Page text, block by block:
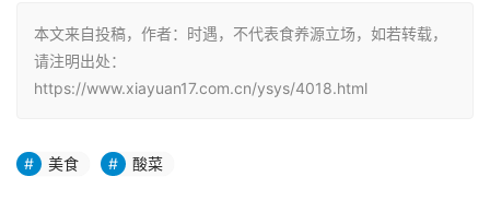
本文来自投稿，作者：时遇，不代表食养源立场，如若转载，
请注明出处：
https://www.xiayuan17.com.cn/ysys/4018.html
美食 酸菜